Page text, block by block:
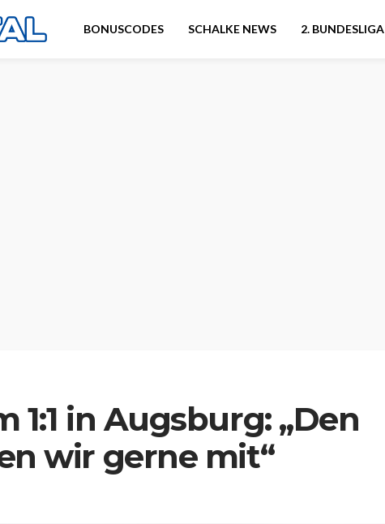
BONUSCODES SCHALKE NEWS 2. BUNDESLIGA
1:1 in Augsburg: „Den
wir gerne mit“